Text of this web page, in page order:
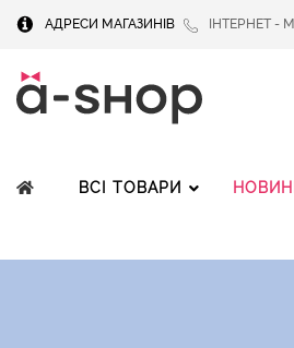
АДРЕСИ МАГАЗИНІВ ІНТЕРНЕТ -
ВСІ ТОВАРИ